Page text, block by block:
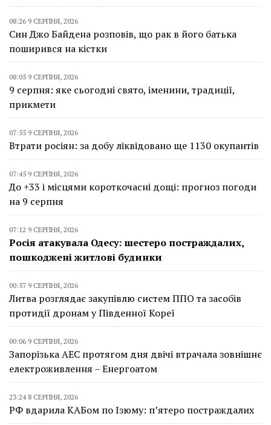
08:26 9 СЕРПНЯ, 2026
Син Джо Байдена розповів, що рак в його батька
поширився на кістки
08:05 9 СЕРПНЯ, 2026
9 серпня: яке сьогодні свято, іменини, традиції,
прикмети
07:55 9 СЕРПНЯ, 2026
Втрати росіян: за добу ліквідовано ще 1130 окупантів
07:45 9 СЕРПНЯ, 2026
До +33 і місцями короткочасні дощі: прогноз погоди
на 9 серпня
07:12 9 СЕРПНЯ, 2026
Росія атакувала Одесу: шестеро постраждалих,
пошкоджені житлові будинки
00:57 9 СЕРПНЯ, 2026
Литва розглядає закупівлю систем ППО та засобів
протидії дронам у Південної Кореї
00:06 9 СЕРПНЯ, 2026
Запорізька АЕС протягом дня двічі втрачала зовнішнє
електроживлення – Енергоатом
23:24 8 СЕРПНЯ, 2026
РФ вдарила КАБом по Ізюму: п’ятеро постраждалих